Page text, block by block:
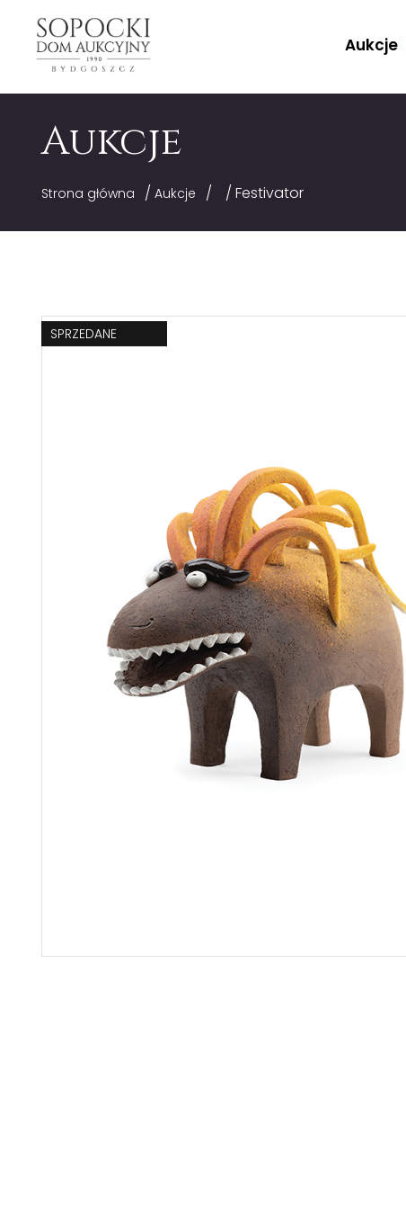
Aukcje
Aukcje
Strona główna / Aukcje / / Festivator
SPRZEDANE